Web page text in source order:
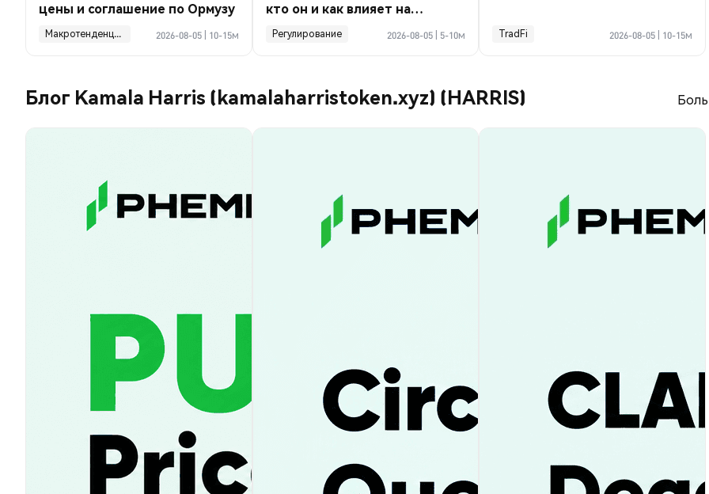
цены и соглашение по Ормузу
Макротенденции 2026-08-05 10-15м
кто он и как влияет на
финансы компании?
Регулирование 2026-08-05 5-10м TradFi 2026-08-05 10-15м
Блог Kamala Harris (kamalaharristoken.xyz) (HARRIS)